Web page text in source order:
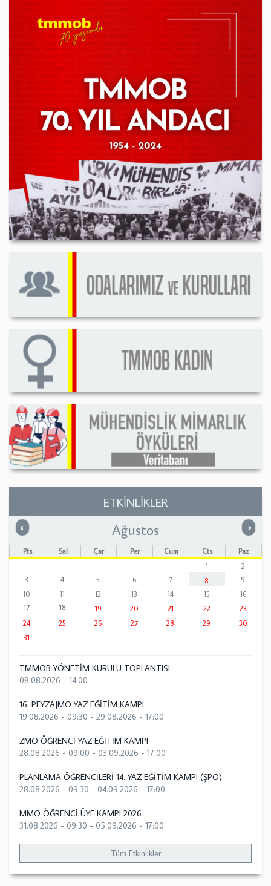
ETKİNLİKLER
« Önceki »
Ağustos
Pts Sal Çar Per Cum Cts
Paz
1
2
3
4 5 6 7 8
9
10
11 12 13 14 15
16
17
18 19 20 21 22
23
24
25 26 27 28 29
30
31
TMMOB YÖNETİM KURULU TOPLANTISI
08.08.2026 - 14:00
16. PEYZAJMO YAZ EĞİTİM KAMPI
19.08.2026 - 09:30 - 29.08.2026 - 17:00
ZMO ÖĞRENCİ YAZ EĞİTİM KAMPI
28.08.2026 - 09:00 - 03.09.2026 - 17:00
PLANLAMA ÖĞRENCİLERİ 14. YAZ EĞİTİM KAMPI (ŞPO)
28.08.2026 - 09:30 - 04.09.2026 - 17:00
MMO ÖĞRENCİ ÜYE KAMPI 2026
31.08.2026 - 09:30 - 05.09.2026 - 17:00
Tüm Etkinlikler